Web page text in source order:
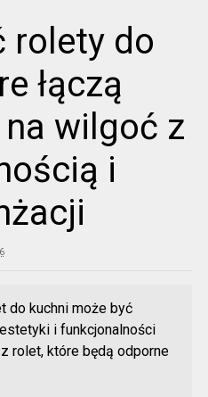
rolety do
łączą
wilgoć z
i
do kuchni może być
i funkcjonalności
rolet, które będą odporne